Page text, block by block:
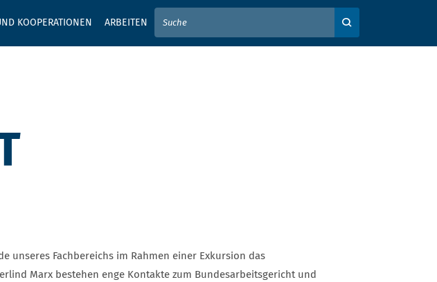
KOOPERATIONEN ARBEITEN
GEBEN SIE HIER IHREN SUCHBEGRIFF EIN
unseres Fachbereichs im Rahmen einer Exkursion das
Marx bestehen enge Kontakte zum Bundesarbeitsgericht und